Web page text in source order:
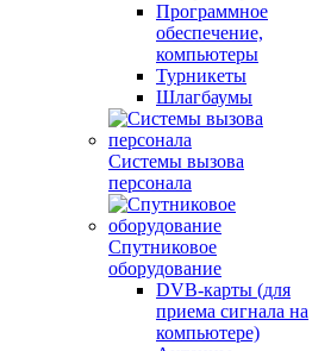
Программное
обеспечение,
компьютеры
Турникеты
Шлагбаумы
Системы вызова
персонала
Спутниковое
оборудование
DVB-карты (для
приема сигнала на
компьютере)